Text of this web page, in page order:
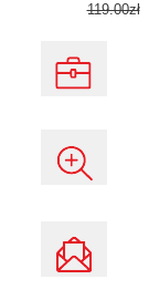
119.00zł